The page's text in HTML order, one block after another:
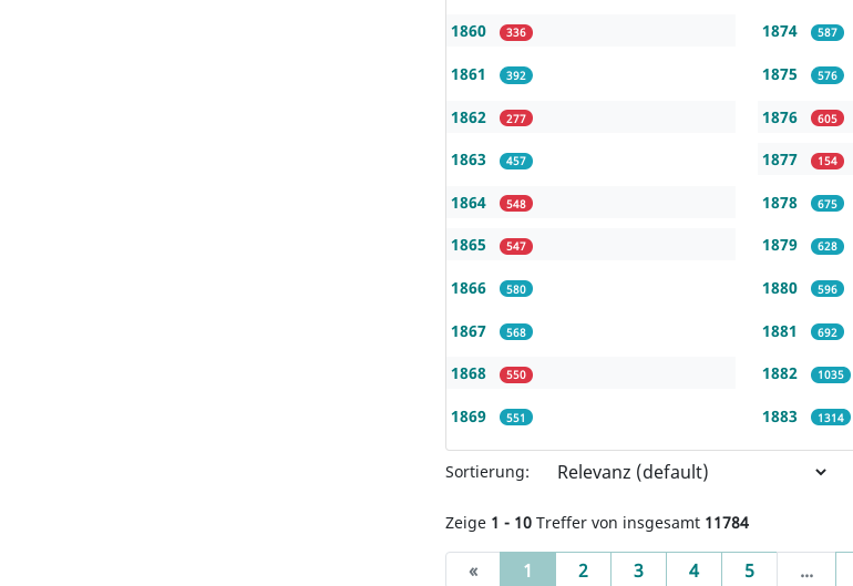
1860 336
1861 392
1862 277
1863 457
1864 548
1865 547
1866 580
1867 568
1868 550
1869 551
1874 587
1875 576
1876 605
1877 154
1878 675
1879 628
1880 596
1881 692
1882 1035
1883 1314
Sortierung:
Zeige 1 - 10 Treffer von insgesamt 11784
« 1 (current)
2 3 4 5 ...